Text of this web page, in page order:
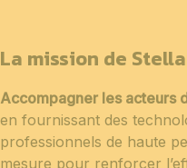
La mission de
Accompagner les acteurs
en fournissant des
professionnels de haute
mesure pour renforcer